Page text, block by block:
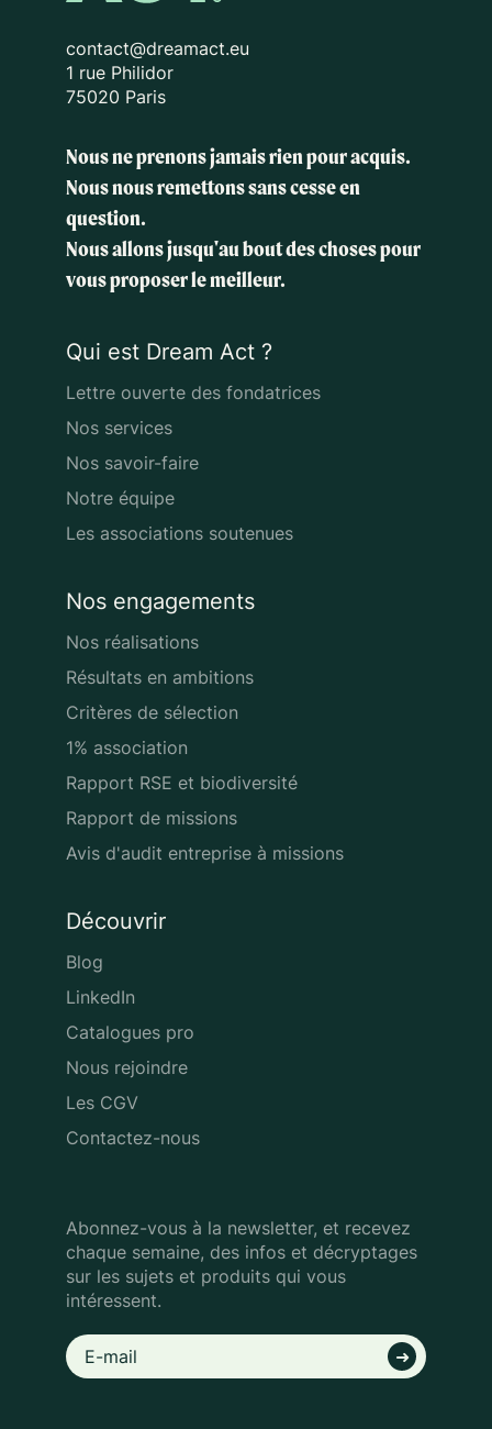
contact@dreamact.eu
1 rue Philidor
75020 Paris
Nous ne prenons jamais rien pour acquis.
Nous nous remettons sans cesse en
question.
Nous allons jusqu'au bout des chosespour
vous proposer le meilleur.
Qui est Dream Act ?
Lettre ouverte des fondatrices
Nos services
Nos savoir-faire
Notre équipe
Les associations soutenues
Nos engagements
Nos réalisations
Résultats en ambitions
Critères de sélection
1% association
Rapport RSE et biodiversité
Rapport de missions
Avis d'audit entreprise à missions
Découvrir
Blog
LinkedIn
Catalogues pro
Nous rejoindre
Les CGV
Contactez-nous
Abonnez-vous à la newsletter, et recevez
chaque semaine, des infos et décryptages
sur les sujets et produits qui vous
intéressent.